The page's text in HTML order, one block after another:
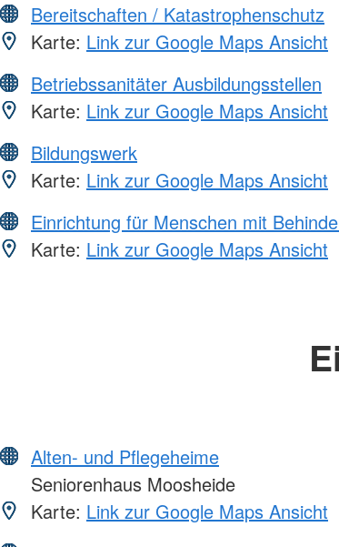
Bereitschaften / Katastrophenschutz
Karte: Link zur Google Maps Ansicht
Betriebssanitäter Ausbildungsstellen
Karte: Link zur Google Maps Ansicht
Bildungswerk
Karte: Link zur Google Maps Ansicht
Einrichtung für Menschen mit
Karte: Link zur Google Maps Ansicht
Alten- und Pflegeheime
Seniorenhaus Moosheide
Karte: Link zur Google Maps Ansicht